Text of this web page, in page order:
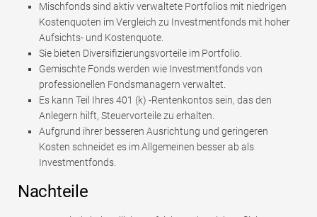
Mischfonds sind aktiv verwaltete Portfolios mit niedrigen
Kostenquoten im Vergleich zu Investmentfonds mit hoher
Aufsichts- und Kostenquote.
Sie bieten Diversifizierungsvorteile im Portfolio.
Gemischte Fonds werden wie Investmentfonds von
professionellen Fondsmanagern verwaltet.
Es kann Teil Ihres 401 (k) -Rentenkontos sein, das den
Anlegern hilft, Steuervorteile zu erhalten.
Aufgrund ihrer besseren Ausrichtung und geringeren
Kosten schneidet es im Allgemeinen besser ab als
Investmentfonds.
Nachteile